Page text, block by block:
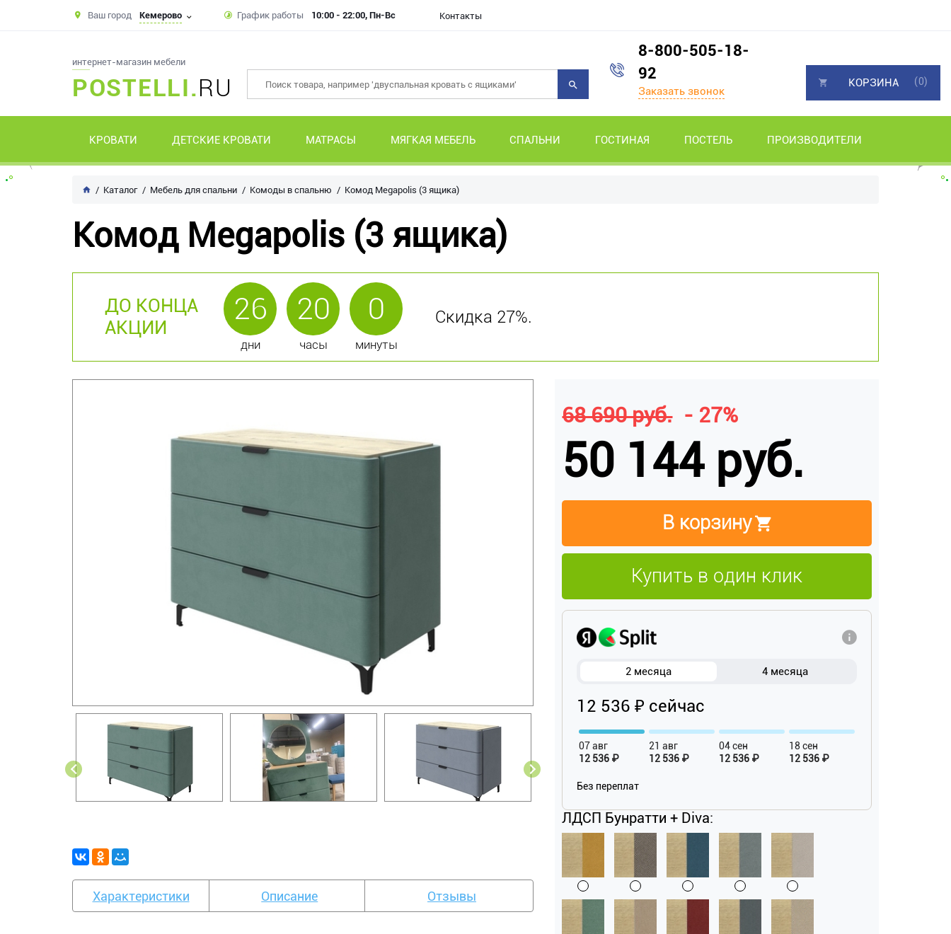
Ваш город Кемерово График работы 10:00 - 22:00, Пн-Вс Контакты
интернет-магазин мебели
POSTELLI.RU
8-800-505-18-
92
Заказать звонок
КРОВАТИ ДЕТСКИЕ КРОВАТИ МАТРАСЫ МЯГКАЯ МЕБЕЛЬ СПАЛЬНИ ГОСТИНАЯ ПОСТЕЛЬ ПРОИЗВОДИТЕЛИ
КОРЗИНА (0)
Каталог Мебель для спальни Комоды в спальню Комод Megapolis (3 ящика)
Комод Megapolis (3 ящика)
ДО КОНЦА
АКЦИИ
26
дни
20
часы
0
минуты
Скидка 27%.
Характеристики Описание Отзывы
68 690 руб. - 27%
50 144 руб.
В корзину
Купить в один клик
2 месяца 4 месяца
12 536 ₽ сейчас
07 авг
12 536 ₽
21 авг
12 536 ₽
04 сен
12 536 ₽
18 сен
12 536 ₽
Без переплат
ЛДСП Бунратти + Diva: